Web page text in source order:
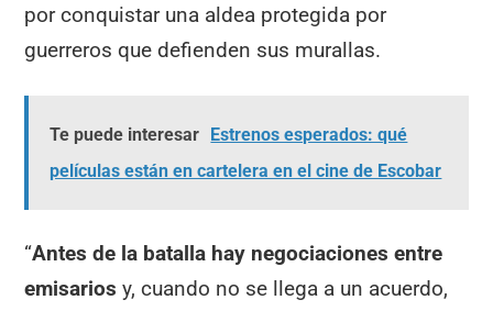
por conquistar una aldea protegida por
guerreros que defienden sus murallas.
Te puede interesar Estrenos esperados: qué
películas están en cartelera en el cine de Escobar
“Antes de la batalla hay negociaciones entre
emisariosy, cuando no se llega a un acuerdo,